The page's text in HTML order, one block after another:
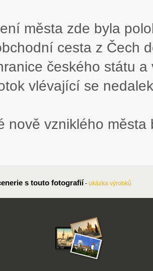
města zde byla
cesta z Čech
českého státu
vlévající se
nově vzniklého
s touto fotografií - ukázka výrobků